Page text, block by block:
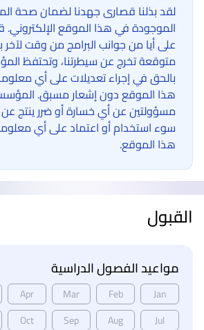
لقد بذلنا قصارى جهدنا لضمان صحة
الموجودة في هذا الموقع الإلكتروني.
على أيا من جوانب البرامج من وقت
متوقعة تخرج عن سيطرتنا، وتحتفظ
بالحق في إجراء تعديلات على أي
هذا الموقع دون إشعار مسبق.
مسؤولتين عن أي خسارة أو ضرر ينتج
سوء استخدام أو اعتماد على أي
هذا الموقع.
القبول
مواعيد الفصول الدراسية
Jan
Feb
Mar
Apr
Jul
Aug
Sep
Oct